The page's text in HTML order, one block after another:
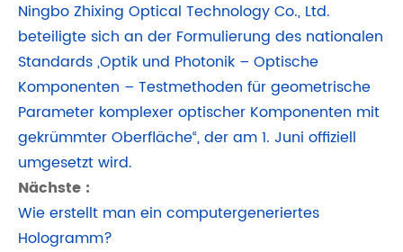
Ningbo Zhixing Optical Technology Co., Ltd.
beteiligte sich an der Formulierung des nationalen
Standards „Optik und Photonik – Optische
Komponenten – Testmethoden für geometrische
Parameter komplexer optischer Komponenten mit
gekrümmter Oberfläche“, der am 1. Juni offiziell
umgesetzt wird.
Nächste :
Wie erstellt man ein computergeneriertes
Hologramm?